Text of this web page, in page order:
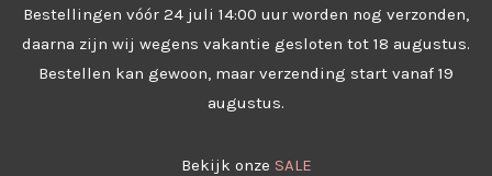
naar
Bestellingen vóór 24 juli 14:00 uur worden nog verzonden,
daarna zijn wij wegens vakantie gesloten tot 18 augustus.
Bestellen kan gewoon, maar verzending start vanaf 19
augustus.
Bekijk onze SALE